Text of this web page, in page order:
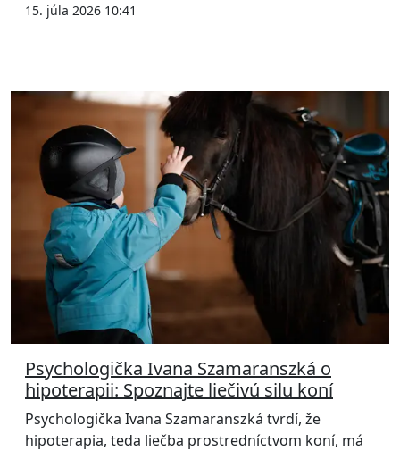
15. júla 2026 10:41
Psychologička Ivana Szamaranszká o
hipoterapii: Spoznajte liečivú silu koní
Psychologička Ivana Szamaranszká tvrdí, že
hipoterapia, teda liečba prostredníctvom koní, má